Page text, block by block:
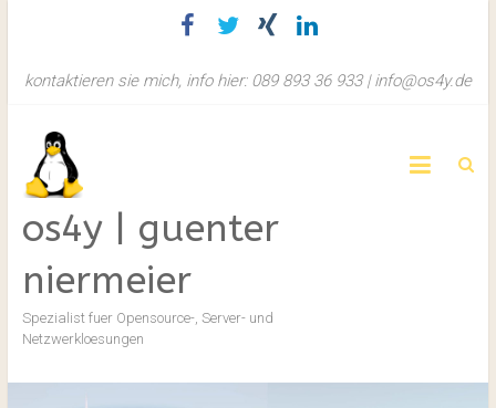
kontaktieren sie mich, info hier: 089 893 36 933 | info@os4y.de
os4y | guenter
niermeier
Spezialist fuer Opensource-, Server- und
Netzwerkloesungen